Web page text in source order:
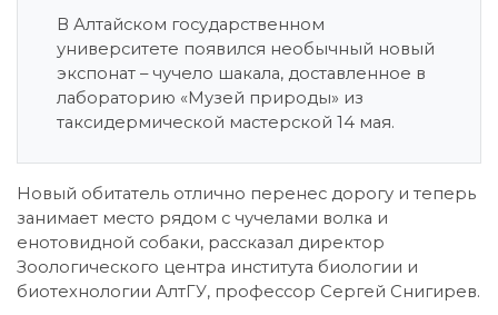
В Алтайском государственном
университете появился необычный новый
экспонат – чучело шакала, доставленное в
лабораторию «Музей природы» из
таксидермической мастерской 14 мая.
Новый обитатель отлично перенес дорогу и теперь
занимает место рядом с чучелами волка и
енотовидной собаки, рассказал директор
Зоологического центра института биологии и
биотехнологии АлтГУ, профессор Сергей Снигирев.